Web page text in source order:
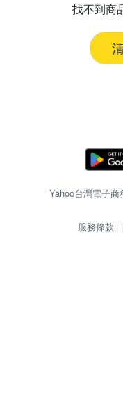
找不到商
Yahoo台灣電子
服務條款 |